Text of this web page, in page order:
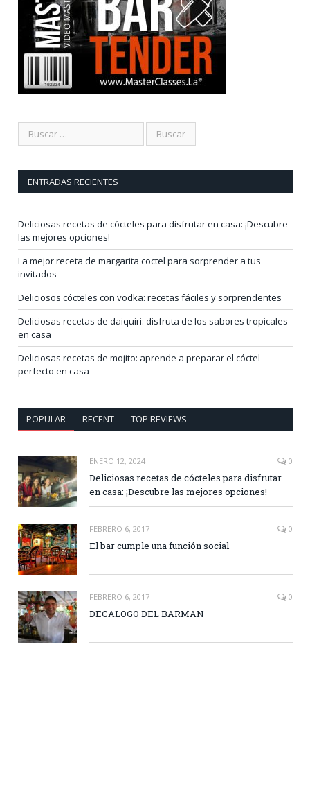
ENTRADAS RECIENTES
Deliciosas recetas de cócteles para disfrutar en casa: ¡Descubre
las mejores opciones!
La mejor receta de margarita coctel para sorprender a tus
invitados
Deliciosos cócteles con vodka: recetas fáciles y sorprendentes
Deliciosas recetas de daiquiri: disfruta de los sabores tropicales
en casa
Deliciosas recetas de mojito: aprende a preparar el cóctel
perfecto en casa
POPULAR RECENT TOP REVIEWS
ENERO 12, 2024 0
Deliciosas recetas de cócteles para disfrutar
en casa: ¡Descubre las mejores opciones!
FEBRERO 6, 2017 0
El bar cumple una función social
FEBRERO 6, 2017 0
DECALOGO DEL BARMAN